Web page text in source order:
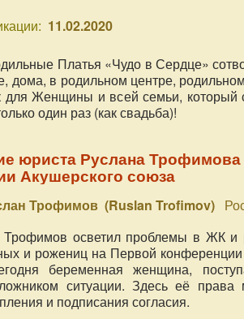
11.02.2020
Платья «Чудо в Сердце»
дома, в родильном центре,
для Женщины и всей семьи, который
один раз (как свадьба)!
юриста Руслана
Акушерского союза
Трофимов (Ruslan Trofimov)
осветил проблемы в ЖК и
и рожениц на Первой
беременная женщина,
ситуации. Здесь её
и подписания согласия.